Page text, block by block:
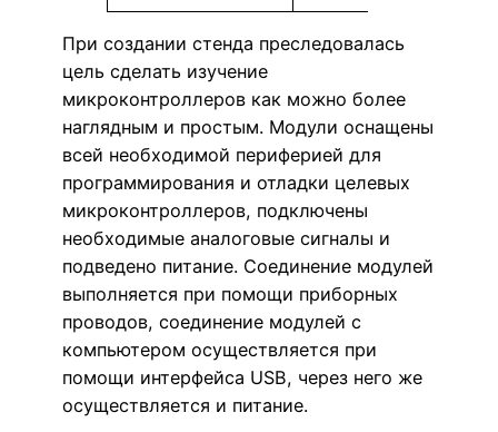
При создании стенда преследовалась
цель сделать изучение
микроконтроллеров как можно более
наглядным и простым. Модули оснащены
всей необходимой периферией для
программирования и отладки целевых
микроконтроллеров, подключены
необходимые аналоговые сигналы и
подведено питание. Соединение модулей
выполняется при помощи приборных
проводов, соединение модулей с
компьютером осуществляется при
помощи интерфейса USB, через него же
осуществляется и питание.